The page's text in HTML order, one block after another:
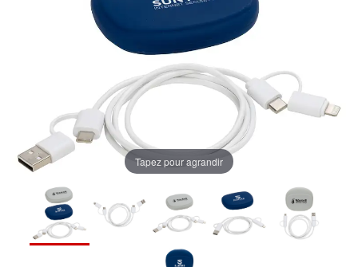
Tapez pour agrandir